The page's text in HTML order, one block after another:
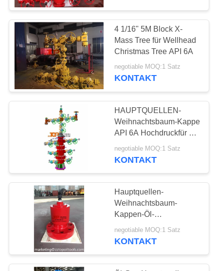
TRETEN
SIE
MIT
UNS
VERBINDUNG
NACHRICHTEN
SITEMAP
PRIVACY
POLICY
Schlauchhauptspule
Ölquelle-
Ausblasenverhinderer
53
4 1/16" 5M Block X-
Mass Tree für Wellhead
Christmas Tree API 6A
negotiable MOQ:1 Satz
KONTAKT
HAUPTQUELLEN-
Weihnachtsbaum-Kappe
API 6A Hochdruckfür Öl-
negotiable MOQ:1 Satz
KONTAKT
Hauptquellen-
Weihnachtsbaum-
Kappen-Öl-
Gebirgsdruck-Steuerung
API 6A 2 9/16" X 5000
negotiable MOQ:1 Satz
KONTAKT